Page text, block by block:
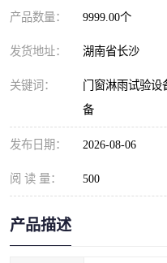
产品数量： 9999.00个
发货地址： 湖南省长沙
关键词：
门窗淋雨试验设
备
发布日期： 2026-08-06
阅 读 量： 500
产品描述